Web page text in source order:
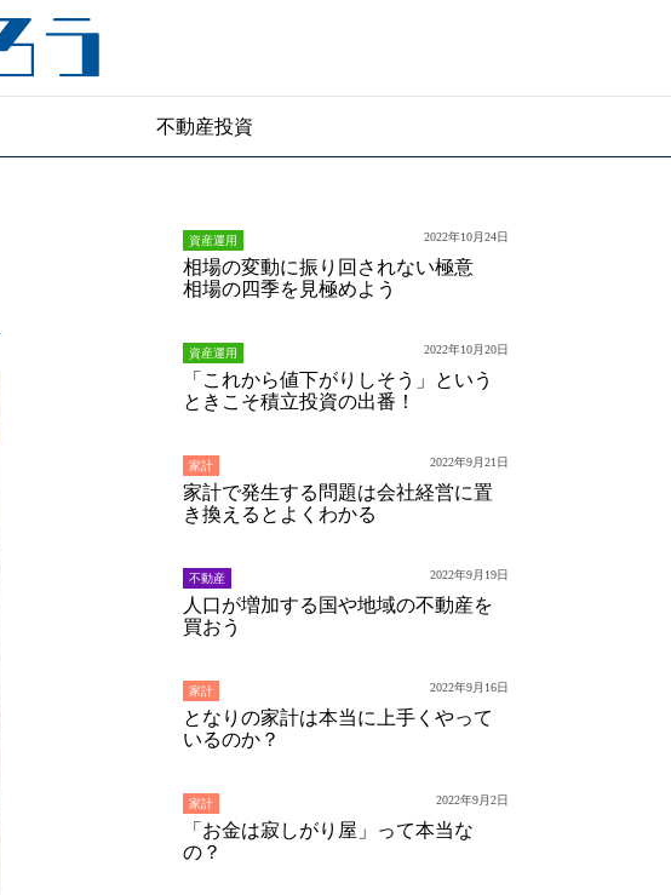
不動産投資
資産運用 2022年10月24日
相場の変動に振り回されない極意
相場の四季を見極めよう
資産運用 2022年10月20日
「これから値下がりしそう」という
ときこそ積立投資の出番！
家計 2022年9月21日
家計で発生する問題は会社経営に置
き換えるとよくわかる
不動産 2022年9月19日
人口が増加する国や地域の不動産を
買おう
家計 2022年9月16日
となりの家計は本当に上手くやって
いるのか？
家計 2022年9月2日
「お金は寂しがり屋」って本当な
の？